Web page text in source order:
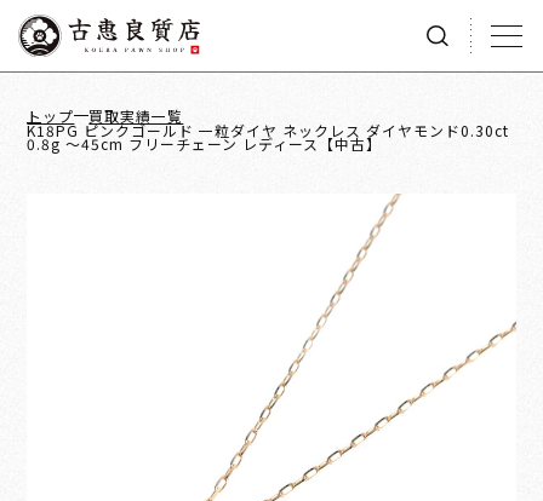
トップ 買取実績一覧
K18PG ピンクゴールド 一粒ダイヤ ネックレス ダイヤモンド0.30ct
0.8g ～45cm フリーチェーン レディース【中古】